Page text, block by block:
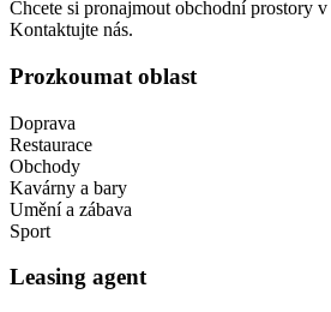
Chcete si pronajmout obchodní prostory v
Kontaktujte nás.
Prozkoumat oblast
Doprava
Restaurace
Obchody
Kavárny a bary
Umění a zábava
Sport
Leasing agent